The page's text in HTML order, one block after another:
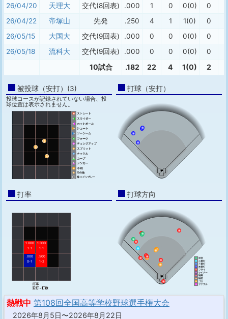
26/04/20
天理大 交代(8回表) .000 1 0 0(0) 0
26/04/22
帝塚山 先発 .250 4 1 1(0) 0
26/05/15
大国大 交代(9回表) .000 0 0 0(0) 0
26/05/18
流科大 交代(9回表) .000 0 0 0(0) 0
10試合 .182 22 4 1(0) 2
被投球（安打）(3)
投球コースが記録されていない場合、投
球位置は表示されません。
打球（安打）
打率
1.000
1-1
1.000
1-1
.000
0-1
.500
1-2
打球方向
熱戦中 第108回全国高等学校野球選手権大会
2026年8月5日〜2026年8月22日